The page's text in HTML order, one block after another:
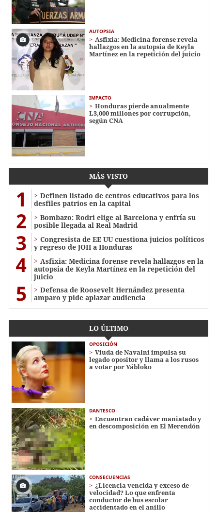
AUTOPSIA
Asfixia: Medicina forense revela
hallazgos en la autopsia de Keyla
Martínez en la repetición del juicio
IMPACTO
Honduras pierde anualmente
L3,000 millones por corrupción,
según CNA
MÁS VISTO
1
Definen listado de centros educativos para los
desfiles patrios en la capital
2
Bombazo: Rodri elige al Barcelona y enfría su
posible llegada al Real Madrid
3
Congresista de EE UU cuestiona juicios políticos
y regreso de JOH a Honduras
4
Asfixia: Medicina forense revela hallazgos en la
autopsia de Keyla Martínez en la repetición del
juicio
5
Defensa de Roosevelt Hernández presenta
amparo y pide aplazar audiencia
LO ÚLTIMO
OPOSICIÓN
Viuda de Navalni impulsa su
legado opositor y llama a los rusos
a votar por Yábloko
DANTESCO
Encuentran cadáver maniatado y
en descomposición en El Merendón
CONSECUENCIAS
¿Licencia vencida y exceso de
velocidad? Lo que enfrenta
conductor de bus escolar
accidentado en el anillo